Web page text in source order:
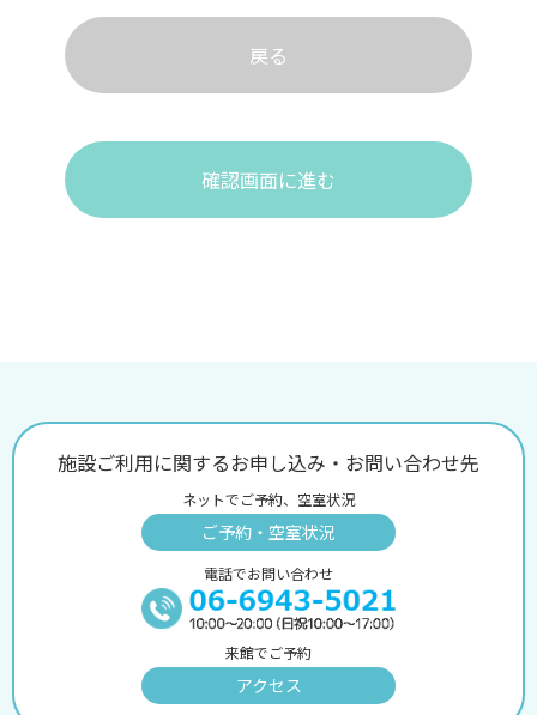
戻る
確認画面に進む
施設ご利用に関するお申し込み・お問い合わせ先
ネットでご予約、空室状況
ご予約・空室状況
電話でお問い合わせ
来館でご予約
アクセス